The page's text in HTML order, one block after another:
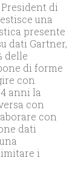
di
una
presente
dati Gartner,
delle
di forme
con
anni la
con
con
dati
i